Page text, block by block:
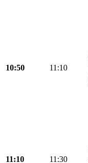
10:50 11:10
11:10 11:30